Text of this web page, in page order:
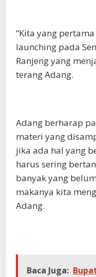
“Kita yang
launching pada
Ranjeng yang
terang Adang.
Adang berharap
materi yang
jika ada hal yang
harus sering
banyak yang
makanya kita
Adang.
Baca Juga: